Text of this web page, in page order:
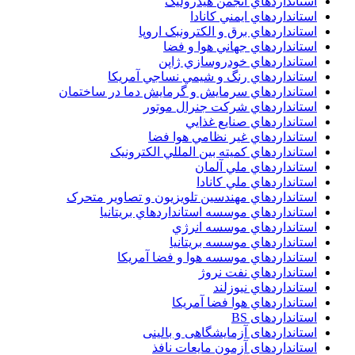
استانداردهاي ايمني کانادا
استانداردهاي برق و الکترونبک اروپا
استانداردهاي جهاني هوا و فضا
استانداردهاي خودروسازي ژاپن
استانداردهاي رنگ و شيمي نساجي آمريکا
استانداردهاي سرمايش و گرمايش دما در ساختمان
استانداردهاي شرکت جنرال موتور
استانداردهاي صنايع غذايي
استانداردهاي غير نظامي هوا فضا
استانداردهاي کميته بين المللي الکترونيک
استانداردهاي ملي آلمان
استانداردهاي ملي کانادا
استانداردهاي مهندسين تلويزيون و تصاوير متحرک
استانداردهاي موسسه استانداردهاي بريتانيا
استانداردهاي موسسه انرژي
استانداردهاي موسسه بريتانيا
استانداردهاي موسسه هوا و فضا آمريکا
استانداردهاي نفت نروژ
استانداردهاي نيوزلند
استانداردهاي هوا فضا آمريکا
استانداردهای BS
استانداردهای آزمایشگاهی و بالینی
استانداردهای آزمون مایعات نافذ